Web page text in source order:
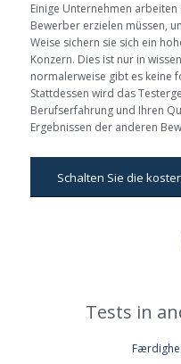
Einige Unternehmen
Bewerber erzielen müssen,
Weise sichern sie sich ein
Konzern. Dies ist nur in
normalerweise gibt es keine
Stattdessen wird das
Berufserfahrung und Ihren
Ergebnissen der anderen
Schalten Sie die
Tests in